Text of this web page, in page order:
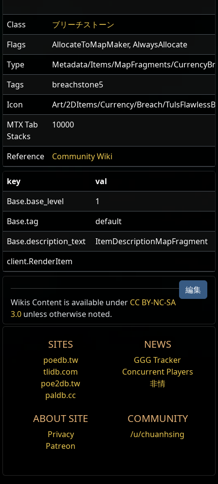
Class
ブリーチストーン
Flags
AllocateToMapMaker, AlwaysAllocate
Type
Metadata/Items/MapFragments/
Tags
breachstone5
Icon
Art/2DItems/Currency/Breach/
MTX Tab
Stacks
10000
Reference Community Wiki
key
val
Base.base_level
1
Base.tag
default
Base.description_text
ItemDescriptionMapFragment
client.RenderItem
ゾフのブリーチストーン
トゥルのブリーチストーン
ウール・ネトルのブリーチストーン
チャユラのブリーチストーン
ゾフの極限ブリーチストーン
トゥルの極限ブリーチストーン
ウール・ネトルの極限ブリーチストーン
編集
Wikis Content is available under CC BY-NC-SA
3.0 unless otherwise noted.
SITES
poedb.tw
tlidb.com
poe2db.tw
paldb.cc
NEWS
GGG Tracker
Concurrent Players
非情
ABOUT SITE
Privacy
Patreon
COMMUNITY
/u/chuanhsing